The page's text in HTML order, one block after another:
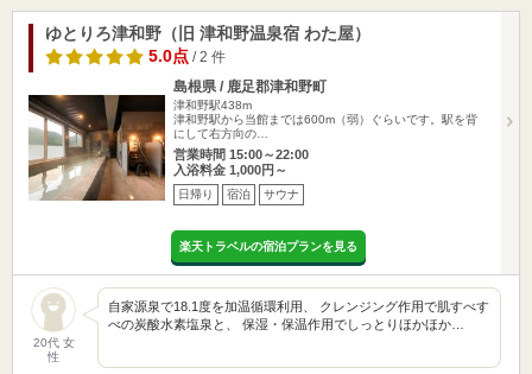
ゆとりろ津和野（旧 津和野温泉宿 わた屋）
5.0点 / 2 件
島根県 / 鹿足郡津和野町
津和野駅438m
津和野駅から当館までは600m（弱）ぐらいです。駅を背
にして右方向の…
営業時間 15:00～22:00
入浴料金 1,000円～
日帰り 宿泊 サウナ
楽天トラベルの宿泊プランを見る
20代 女
性
自家源泉で18.1度を加温循環利用、 クレンジング作用で肌すべす
べの炭酸水素塩泉と、 保湿・保温作用でしっとりほかほか…